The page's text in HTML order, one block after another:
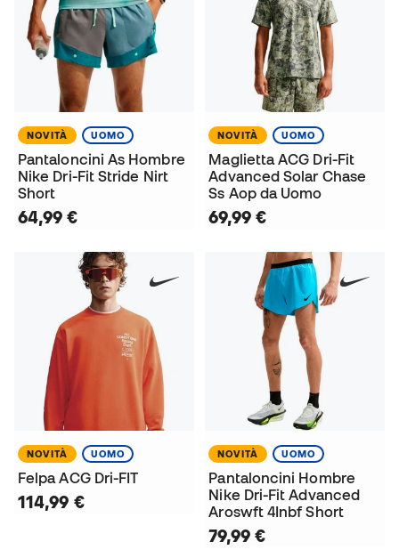
NOVITÀ UOMO
Pantaloncini As Hombre
Nike Dri-Fit Stride Nirt
Short
64,99 €
NOVITÀ UOMO
Maglietta ACG Dri-Fit
Advanced Solar Chase
Ss Aop da Uomo
69,99 €
NOVITÀ UOMO
Felpa ACG Dri-FIT
114,99 €
NOVITÀ UOMO
Pantaloncini Hombre
Nike Dri-Fit Advanced
Aroswft 4Inbf Short
79,99 €